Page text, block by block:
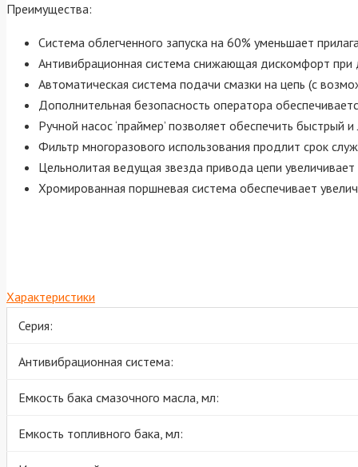
Преимущества:
Система облегченного запуска на 60% уменьшает
Антивибрационная система снижающая дискомфорт при
Автоматическая система подачи смазки на цепь (с
Дополнительная безопасность оператора
Ручной насос ‘праймер’ позволяет обеспечить быстрый и
Фильтр многоразового использования продлит срок
Цельнолитая ведущая звезда привода цепи
Хромированная поршневая система обеспечивает
Характеристики
Серия:
Антивибрационная система:
Емкость бака смазочного масла, мл:
Емкость топливного бака, мл: